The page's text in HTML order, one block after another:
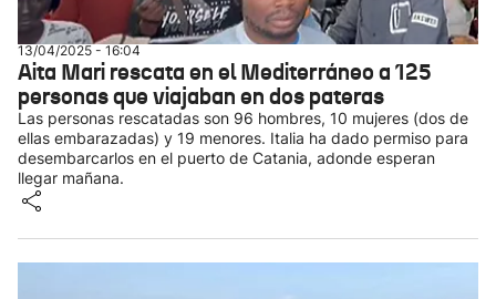
13/04/2025 - 16:04
Aita Mari rescata en el Mediterráneo a 125
personas que viajaban en dos pateras
Las personas rescatadas son 96 hombres, 10 mujeres (dos de
ellas embarazadas) y 19 menores. Italia ha dado permiso para
desembarcarlos en el puerto de Catania, adonde esperan
llegar mañana.